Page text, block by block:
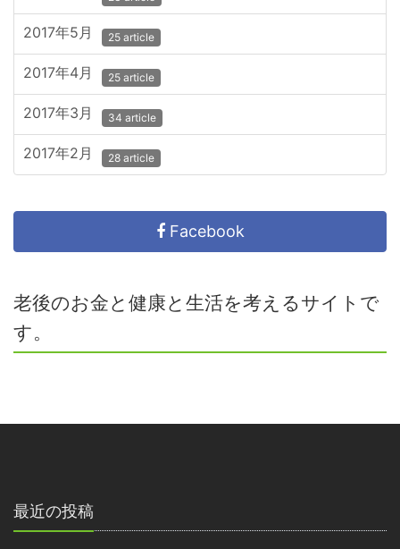
2017年5月 25 article
2017年4月 25 article
2017年3月 34 article
2017年2月 28 article
Facebook
老後のお金と健康と生活を考えるサイトで
す。
最近の投稿